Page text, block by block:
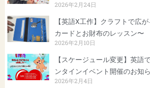
2026年2月24日
【英語X工作】クラフトで広
カードとお財布のレッスン〜
2026年2月10日
【スケージュール変更】英語
ンタインイベント開催のお知
2026年2月4日